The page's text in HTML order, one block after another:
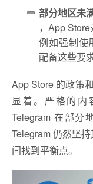
部分地区未
，App
例如强制使
配备这些要
App Store 的政策
显着。严格的内
Telegram 在部分
Telegram 仍然坚
间找到平衡点。